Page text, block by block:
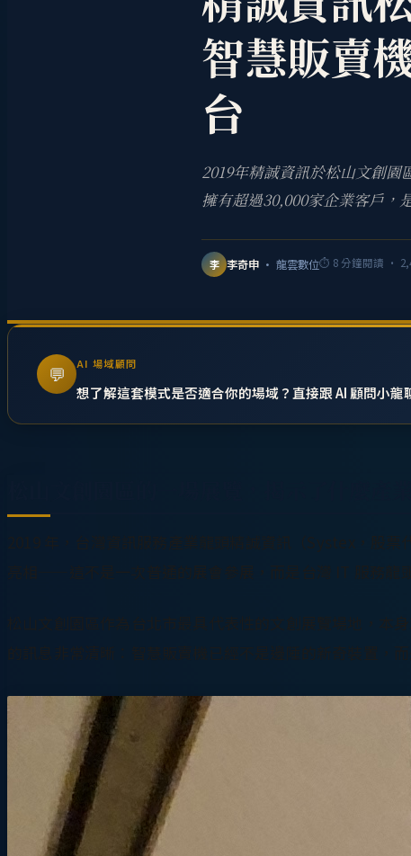
智慧販賣
台
2019年精誠資訊於松山文創園
擁有超過30,000家企業客戶，
李 李奇申 · 龍雲數位⏱ 8 分鐘閱讀 ·
💬 AI 場域顧問
想了解這套模式是否適合你的場域？直接跟 AI 顧問小龍